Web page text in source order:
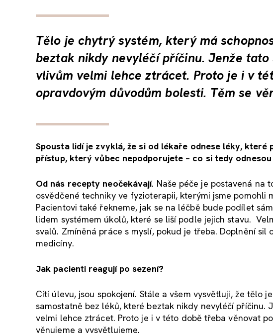
Tělo je chytrý systém, který má
beztak nikdy nevyléčí příčinu. Jenže
vlivům velmi lehce ztrácet. Proto je i v
opravdovým důvodům bolesti. Těm se
Spousta lidí je zvyklá, že si od lékaře odnese léky,
přístup, který vůbec nepodporujete – co si tedy odnesou
Od nás recepty neočekávají. Naše péče je postavená na
osvědčené techniky ve fyzioterapii, kterými jsme pomohli
Pacientovi také řekneme, jak se na léčbě bude podílet
lidem systémem úkolů, které se liší podle jejich stavu.
svalů. Zmíněná práce s myslí, pokud je třeba. Doplnění
medicíny.
Jak pacienti reagují po sezení?
Cítí úlevu, jsou spokojení. Stále a všem vysvětluji, že tělo
samostatně bez léků, které beztak nikdy nevyléčí příčinu.
velmi lehce ztrácet. Proto je i v této době třeba věnovat
věnujeme a vysvětlujeme.